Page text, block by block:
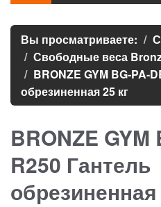
Вы просматриваете:
Свободные веса
BRONZE GYM BG-PA-
обрезиненная 25 кг
BRONZE GYM
R250 Гантель
обрезиненная